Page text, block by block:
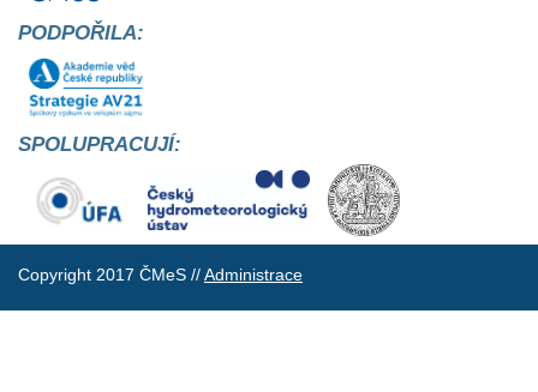
PODPOŘILA:
SPOLUPRACUJÍ:
Copyright 2017 ČMeS //Administrace